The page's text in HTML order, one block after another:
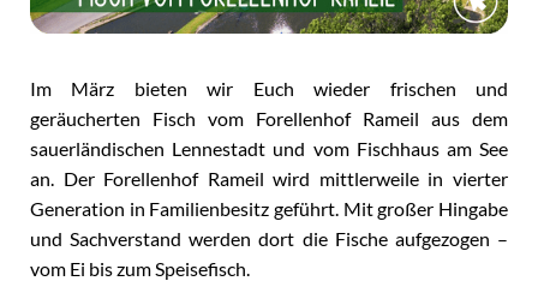
Im März bieten wir Euch wieder frischen und
geräucherten Fisch vom Forellenhof Rameil aus dem
sauerländischen Lennestadt und vom Fischhaus am See
an. Der Forellenhof Rameil wird mittlerweile in vierter
Generation in Familienbesitz geführt. Mit großer Hingabe
und Sachverstand werden dort die Fische aufgezogen –
vom Ei bis zum Speisefisch.